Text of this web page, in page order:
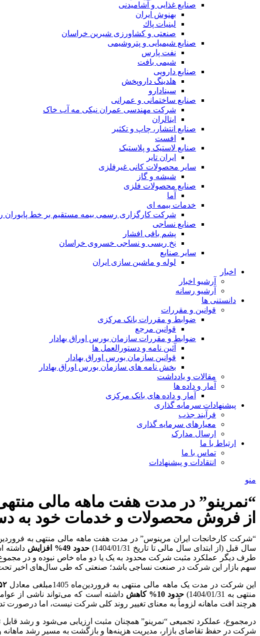
صنایع غذايی و آشاميدنی
بهنوش ایران
لبنيات پاك
صنعتی و کشاورزی شیرین خراسان
صنایع شیمیایی و پتروشیمی
نفت پارس
شیمی بافت
صنایع دارویی
هلدینگ داروپخش
سینادارو
صنایع ساختمانی و عمرانی
شرکت مهندسی عمران نیکی مه آب خاک
ایتالران
صنایع انتشار، چاپ و تکثير
افست
صنایع لاستیک و پلاستیک
ایران تایر
ساير محصولات كانی غيرفلزی
شیشه و گاز
صنایع محصولات فلزی
آما
خدمات بیمه ای
شرکت کارگزاری رسمی بیمه مستقیم بر خط پایوران
صنایع نساجی
پشم بافی افشار
نخ ریسی و نساجی خسروی خراسان
سایر صنایع
لوله و ماشین سازی ایران
اخبار
آرشیو اخبار
آرشیو رسانه
دانستنی ها
قوانین و مقررات
ضوابط و مقررات بانک مرکزی
قوانين مرجع
ضوابط و مقررات سازمان بورس اوراق بهادار
آئین نامه و دستورالعمل ها
قوانین سازمان بورس اوراق بهادار
بخش نامه های سازمان بورس اوراق بهادار
مقالات و یادداشت
آمار و داده ها
آمار و داده های بانک مرکزی
پیشنهادات سرمایه گذاری
فرآیند جذب
معیارهای سرمایه گذاری
ارسال مدارک
ارتباط با ما
تماس با ما
انتقادات و پیشنهادات
منو
از فروش محصولات و خدمات خود به
“شرکت کارخانجات ایران مرینوس” در مدت هفت ماهه مالی منتهی به فروردین 1405 مبلغی
سال قبل (از ابتدای سال مالی تا تاریخ 1404/01/31)
حدود 49% افزایش
داشته
طرف دیگر عملکرد مثبت شرکت محدود به یک یا دو ماه خاص نبوده و در
سهم بازار این شرکت در صنعت نساجی باشد؛ صنعتی که طی سال‌های اخیر تحت
این شرکت در مدت یک ماهه مالی منتهی به فروردین‌ماه 1405مبلغی معادل
منتهی به 1404/01/31)
حدود 10% کاهش داشته است که می‌تواند ناشی از
هرچند افت ماهانه لزوماً به معنای تغییر روند کلی شرکت نیست، اما درصورت
درمجموع، عملکرد تجمیعی “نمرینو” همچنان مثبت ارزیابی می‌شود و رشد
شرکت در حفظ تقاضای بازار، مدیریت هزینه‌ها و بازگشت به مسیر رشد ماهانه